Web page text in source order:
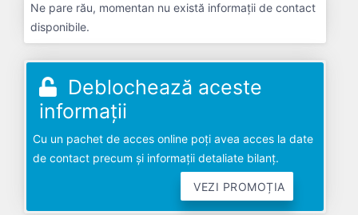
Ne pare rău, momentan nu există informații de contact
disponibile.
Deblochează aceste
informații
Cu un pachet de acces online poți avea acces la date
de contact precum și informații detaliate bilanț.
VEZI PROMOȚIA